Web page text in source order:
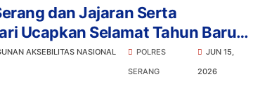
dan Jajaran Serta
Ucapkan Selamat Tahun Baru
1448 H
AKSEBILITAS NASIONAL
POLRES
SERANG
JUN 15,
2026